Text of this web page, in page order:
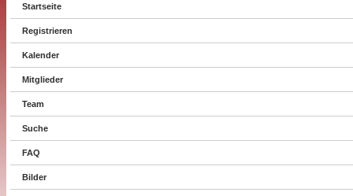
Startseite
Registrieren
Kalender
Mitglieder
Team
Suche
FAQ
Bilder